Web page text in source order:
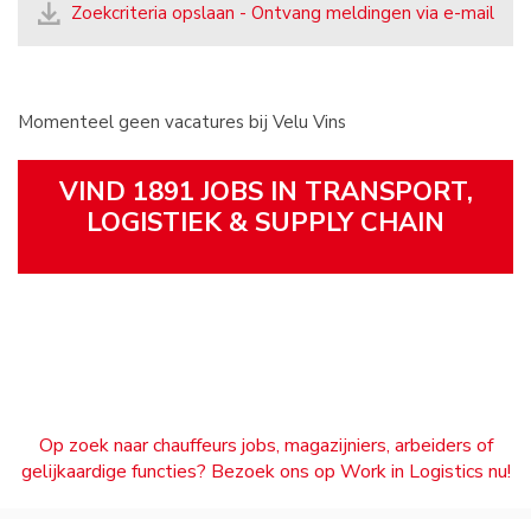
Zoekcriteria opslaan - Ontvang meldingen via e-mail
Momenteel geen vacatures bij Velu Vins
VIND 1891 JOBS IN TRANSPORT,
LOGISTIEK & SUPPLY CHAIN
Op zoek naar chauffeurs jobs, magazijniers, arbeiders of
gelijkaardige functies? Bezoek ons op Work in Logistics nu!